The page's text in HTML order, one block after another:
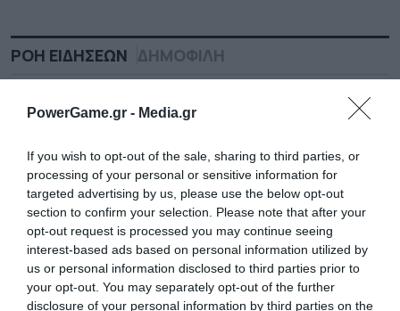
PowerGame.gr - Media.gr
If you wish to opt-out of the sale, sharing to third parties, or
processing of your personal or sensitive information for
targeted advertising by us, please use the below opt-out
section to confirm your selection. Please note that after your
opt-out request is processed you may continue seeing
interest-based ads based on personal information utilized by
us or personal information disclosed to third parties prior to
your opt-out. You may separately opt-out of the further
disclosure of your personal information by third parties on the
ΡΟΗ ΕΙΔΗΣΕΩΝ ΔΗΜΟΦΙΛΗ
Ιταλία: Βαριά πρόστιμα εκατομμυρίων σε Lime, Bird
και Dott
23:20 Μπλόκο Τραμπ στην απόκτηση αμερικανικής
ιθαγένειας μέσω τουρισμού γέννησης
23:08
Wall Street: Κόκκινο ταμπλό με πιέσεις στον Dow
(-460 μονάδες) εν μέσω γεωπολιτικής νευρικότητας
ΟΗΕ: Πώς η τεχνητή νοημοσύνη και τα cryptos
“εξοπλίζουν” το ισλαμικό κράτος